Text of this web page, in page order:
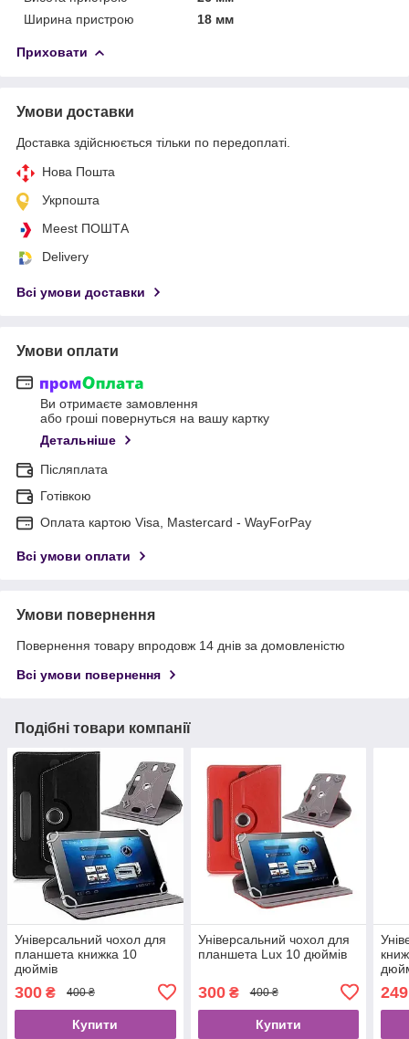
Ширина пристрою
18 мм
Приховати
Умови доставки
Доставка здійснюється тільки по передоплаті.
Нова Пошта
Укрпошта
Meest ПОШТА
Delivery
Всі умови доставки
Умови оплати
Ви отримаєте замовлення
або гроші повернуться на вашу картку
Детальніше
Післяплата
Готівкою
Оплата картою Visa, Mastercard - WayForPay
Всі умови оплати
Умови повернення
Повернення товару впродовж 14 днів за домовленістю
Всі умови повернення
Подібні товари компанії
Універсальний чохол для
планшета книжка 10
дюймів
300 ₴ 400 ₴
Купити
Універсальний чохол для
планшета Lux 10 дюймів
300₴ 400 ₴
Купити
249